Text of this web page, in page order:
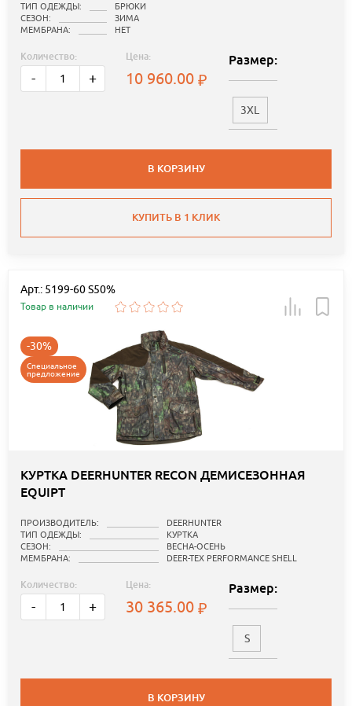
ТИП ОДЕЖДЫ:
БРЮКИ
СЕЗОН:
ЗИМА
МЕМБРАНА:
НЕТ
Количество:
- +
Цена:
10 960.00
Размер:
3XL
В КОРЗИНУ
КУПИТЬ В 1 КЛИК
Арт.: 5199-60 S50%
Товар в наличии
-30%
Специальное
предложение
КУРТКА DEERHUNTER RECON ДЕМИСЕЗОННАЯ
EQUIPT
ПРОИЗВОДИТЕЛЬ:
DEERHUNTER
ТИП ОДЕЖДЫ:
КУРТКА
СЕЗОН:
ВЕСНА-ОСЕНЬ
МЕМБРАНА:
DEER-TEX PERFORMANCE SHELL
Количество:
- +
Цена:
30 365.00
Размер:
S
В КОРЗИНУ